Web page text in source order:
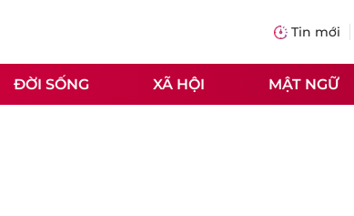
Tin mới
ĐỜI SỐNG XÃ HỘI MẬT NGỮ